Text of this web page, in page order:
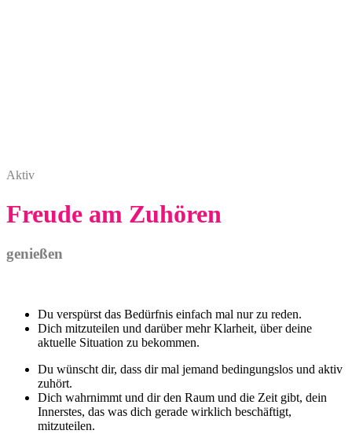
Aktiv
Freude am Zuhören
genießen
Du verspürst das Bedürfnis einfach mal nur zu reden.
Dich mitzuteilen und darüber mehr Klarheit, über deine
aktuelle Situation zu bekommen.
Du wünscht dir, dass dir mal jemand bedingungslos und aktiv
zuhört.
Dich wahrnimmt und dir den Raum und die Zeit gibt, dein
Innerstes, das was dich gerade wirklich beschäftigt,
mitzuteilen.